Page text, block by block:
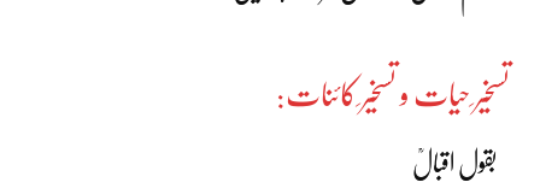
تسخیر ِحیات و تسخیر ِکائنات:
بقول اقبالؒ